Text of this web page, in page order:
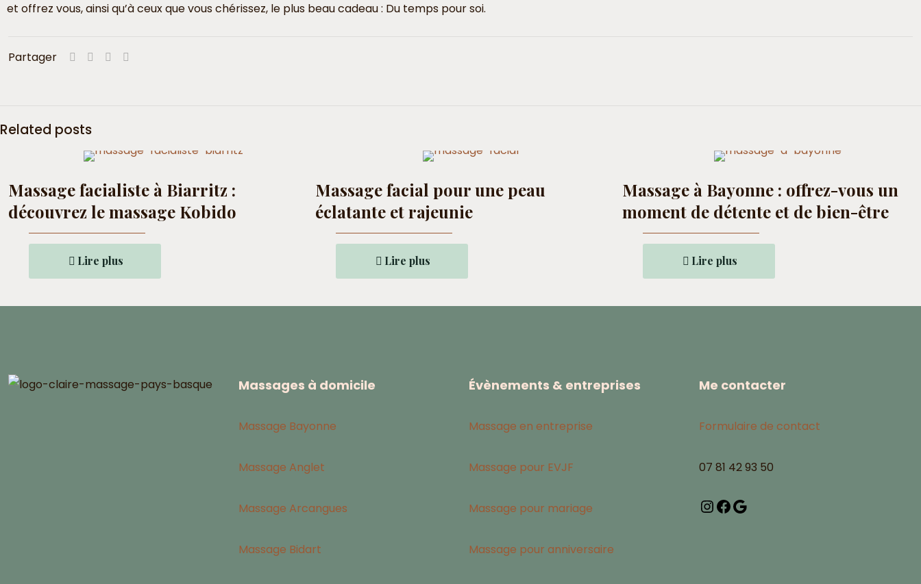
et offrez vous, ainsi qu’à ceux que vous chérissez, le plus beau cadeau : Du temps pour soi.
Partager
Related posts
Massage facialiste à Biarritz :
découvrez le massage Kobido
Lire plus
Massage facial pour une peau
éclatante et rajeunie
Lire plus
Massage à Bayonne : offrez-vous un
moment de détente et de bien-être
Lire plus
Massages à domicile
Massage Bayonne
Massage Anglet
Massage Arcangues
Massage Bidart
Évènements & entreprises
Massage en entreprise
Massage pour EVJF
Massage pour mariage
Massage pour anniversaire
Me contacter
Formulaire de contact
07 81 42 93 50